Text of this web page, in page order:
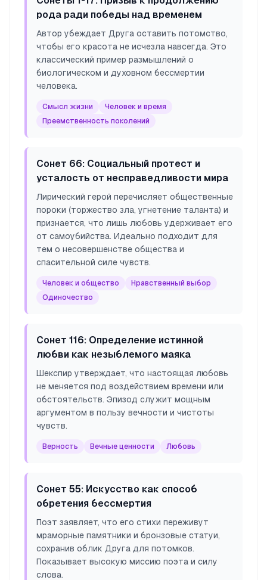
рода ради победы над временем
Автор убеждает Друга оставить потомство,
чтобы его красота не исчезла навсегда. Это
классический пример размышлений о
биологическом и духовном бессмертии
человека.
Смысл жизни
Человек и время
Преемственность поколений
Сонет 66: Социальный протест и
усталость от несправедливости мира
Лирический герой перечисляет общественные
пороки (торжество зла, угнетение таланта) и
признается, что лишь любовь удерживает его
от самоубийства. Идеально подходит для
тем о несовершенстве общества и
спасительной силе чувств.
Человек и общество
Нравственный выбор
Одиночество
Сонет 116: Определение истинной
любви как незыблемого маяка
Шекспир утверждает, что настоящая любовь
не меняется под воздействием времени или
обстоятельств. Эпизод служит мощным
аргументом в пользу вечности и чистоты
чувств.
Верность Вечные ценности Любовь
Сонет 55: Искусство как способ
обретения бессмертия
Поэт заявляет, что его стихи переживут
мраморные памятники и бронзовые статуи,
сохранив облик Друга для потомков.
Показывает высокую миссию поэта и силу
слова.